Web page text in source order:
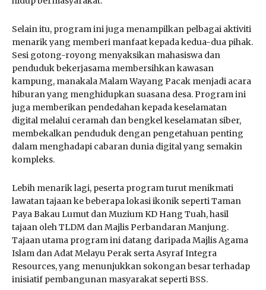
Selain itu, program ini juga menampilkan pelbagai aktiviti
menarik yang memberi manfaat kepada kedua-dua pihak.
Sesi gotong-royong menyaksikan mahasiswa dan
penduduk bekerjasama membersihkan kawasan
kampung, manakala Malam Wayang Pacak menjadi acara
hiburan yang menghidupkan suasana desa. Program ini
juga memberikan pendedahan kepada keselamatan
digital melalui ceramah dan bengkel keselamatan siber,
membekalkan penduduk dengan pengetahuan penting
dalam menghadapi cabaran dunia digital yang semakin
kompleks.
Lebih menarik lagi, peserta program turut menikmati
lawatan tajaan ke beberapa lokasi ikonik seperti Taman
Paya Bakau Lumut dan Muzium KD Hang Tuah, hasil
tajaan oleh TLDM dan Majlis Perbandaran Manjung.
Tajaan utama program ini datang daripada Majlis Agama
Islam dan Adat Melayu Perak serta Asyraf Integra
Resources, yang menunjukkan sokongan besar terhadap
inisiatif pembangunan masyarakat seperti BSS.